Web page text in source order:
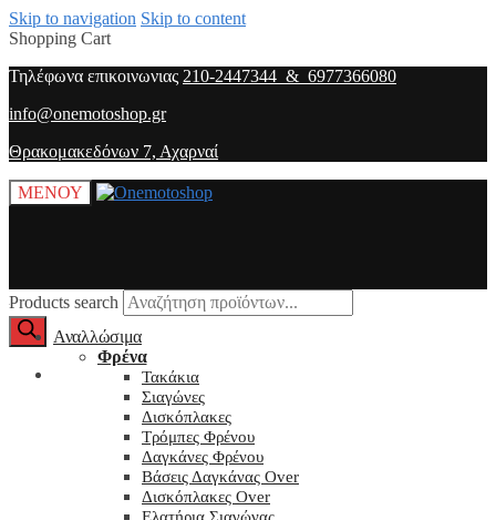
Skip to navigation Skip to content
Shopping Cart
Τηλέφωνα επικοινωνιας 210-2447344 & 6977366080
info@onemotoshop.gr
Θρακομακεδόνων 7, Αχαρναί
ΜΕΝΟΥ
Products search
O λογαριασμός μου
Αναλλώσιμα
Φρένα
Τακάκια
Σιαγώνες
Δισκόπλακες
Τρόμπες Φρένου
Δαγκάνες Φρένου
Βάσεις Δαγκάνας Over
Δισκόπλακες Over